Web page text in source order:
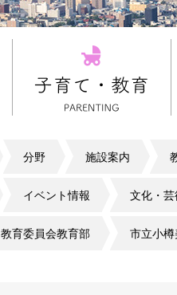
分野 施設案内
イベント情報 文化・
教育委員会教育部 市立小